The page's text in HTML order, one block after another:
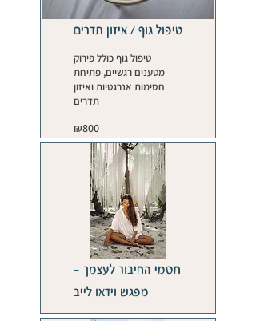
טיפול גוף / איזון תדרים
טיפול גוף כולל פירוק
מטענים רגשיים, פתיחת
חסימות אנרגטיות ואיזון
תדרים
new
shekels
₪800
חסמי החיבור לעצמך -
מפגש וידאו לייב